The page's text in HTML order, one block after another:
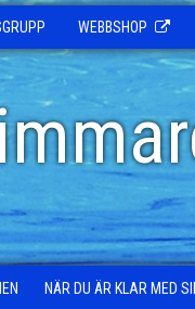
WEBBSHOP
NÄR DU ÄR KLAR MED